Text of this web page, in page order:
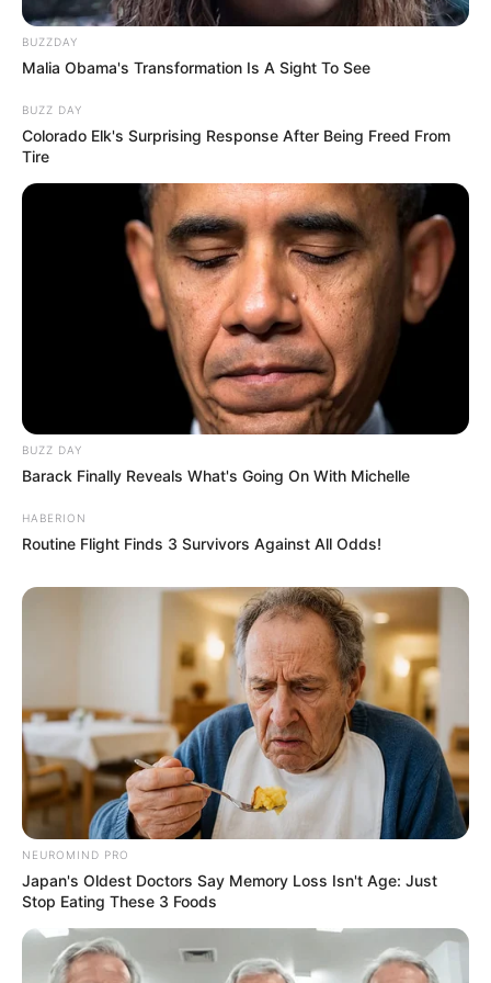
bármi nemű jogsérelmet, mindent!Elégtételt
t*rrornak!
Ne féljetek, hamarosan érkezünk!Jó hétvégét!”
BUZZDAY
Malia Obama's Transformation Is A Sight To See
BUZZ DAY
Colorado Elk's Surprising Response After Being Freed From
Tire
BUZZ DAY
Barack Finally Reveals What's Going On With Michelle
HABERION
Routine Flight Finds 3 Survivors Against All Odds!
NEUROMIND PRO
Japan's Oldest Doctors Say Memory Loss Isn't Age: Just
Stop Eating These 3 Foods